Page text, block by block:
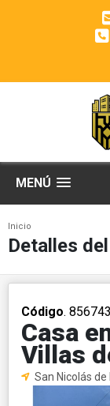
MENÚ
Inicio
Detalles
Código.
Casa
Villas
San Nicolás de